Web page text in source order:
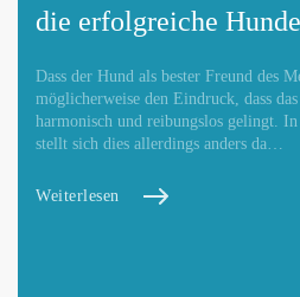
die erfolgreiche
Dass der Hund als bester Freund des
möglicherweise den Eindruck, dass
harmonisch und reibungslos gelingt.
stellt sich dies allerdings anders da…
Weiterlesen